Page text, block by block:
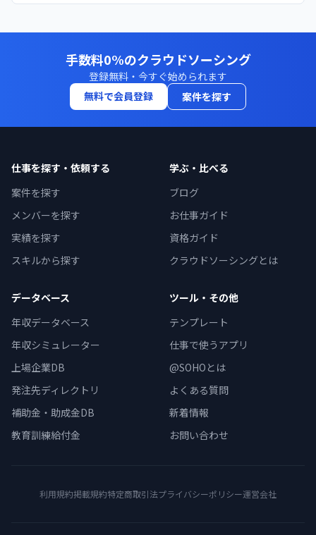
手数料0%のクラウドソーシング
登録無料・今すぐ始められます
無料で会員登録
案件を探す
仕事を探す・依頼する
案件を探す
メンバーを探す
実績を探す
スキルから探す
学ぶ・比べる
ブログ
お仕事ガイド
資格ガイド
クラウドソーシングとは
データベース
年収データベース
年収シミュレーター
上場企業DB
発注先ディレクトリ
補助金・助成金DB
教育訓練給付金
ツール・その他
テンプレート
仕事で使うアプリ
@SOHOとは
よくある質問
新着情報
お問い合わせ
利用規約掲載規約特定商取引法プライバシーポリシー運営会社